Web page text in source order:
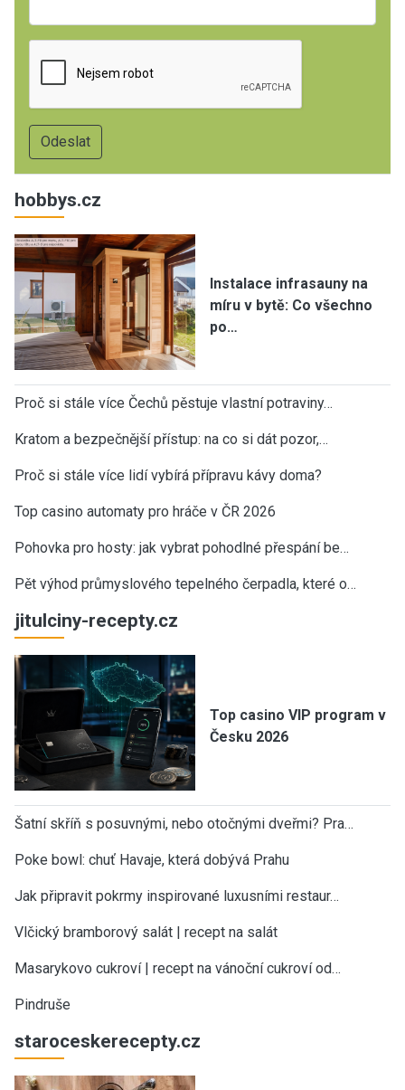
hobbys.cz
Instalace infrasauny na
míru v bytě: Co všechno
po…
Proč si stále více Čechů pěstuje vlastní potraviny…
Kratom a bezpečnější přístup: na co si dát pozor,…
Proč si stále více lidí vybírá přípravu kávy doma?
Top casino automaty pro hráče v ČR 2026
Pohovka pro hosty: jak vybrat pohodlné přespání be…
Pět výhod průmyslového tepelného čerpadla, které o…
jitulciny-recepty.cz
Top casino VIP program v
Česku 2026
Šatní skříň s posuvnými, nebo otočnými dveřmi? Pra…
Poke bowl: chuť Havaje, která dobývá Prahu
Jak připravit pokrmy inspirované luxusními restaur…
Vlčický bramborový salát | recept na salát
Masarykovo cukroví | recept na vánoční cukroví od…
Pindruše
staroceskerecepty.cz